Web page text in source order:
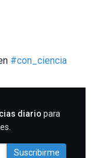
#con_ciencia
diario para
Suscribirme